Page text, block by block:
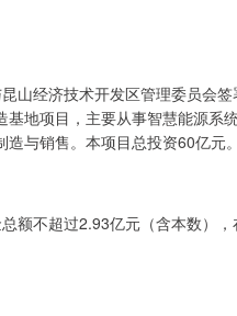
经济技术开发区管理委员会签
地项目，主要从事智慧能源系
与销售。本项目总投资60亿元。
额不超过2.93亿元（含本数），